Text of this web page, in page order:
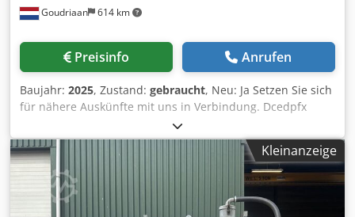
Goudriaan 614 km
Preisinfo Anrufen
Baujahr: 2025, Zustand: gebraucht, Neu: Ja Setzen Sie sich
für nähere Auskünfte mit uns in Verbindung. Dcedpfx
Kleinanzeige